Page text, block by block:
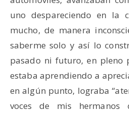
uno despareciendo en la
mucho, de manera
saberme solo y así lo
pasado ni futuro, en pleno
estaba aprendiendo a
en algún punto, lograba
voces de mis